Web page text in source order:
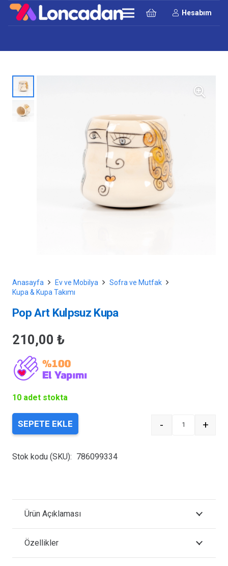
Hesabım
Anasayfa Ev ve Mobilya
Sofra ve Mutfak
Kupa & Kupa Takımı
Pop Art Kulpsuz Kupa
210,00 ₺
10 adet stokta
- +
SEPETE EKLE
Stok kodu (SKU): 786099334
Ürün Açıklaması
Özellikler